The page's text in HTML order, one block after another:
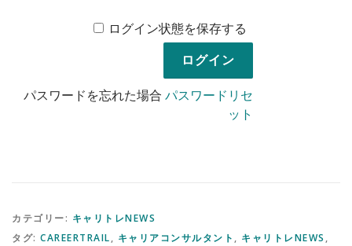
ログイン状態を保存する
パスワードを忘れた場合パスワードリセ
ット
カテゴリー: キャリトレNEWS
タグ: CAREERTRAIL, キャリアコンサルタント , キャリトレNEWS ,